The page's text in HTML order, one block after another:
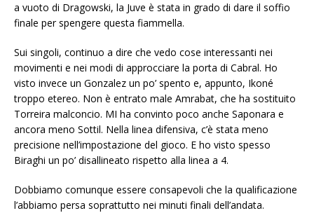
a vuoto di Dragowski, la Juve è stata in grado di dare il soffio
finale per spengere questa fiammella.
Sui singoli, continuo a dire che vedo cose interessanti nei
movimenti e nei modi di approcciare la porta di Cabral. Ho
visto invece un Gonzalez un po’ spento e, appunto, Ikoné
troppo etereo. Non è entrato male Amrabat, che ha sostituito
Torreira malconcio. MI ha convinto poco anche Saponara e
ancora meno Sottil. Nella linea difensiva, c’è stata meno
precisione nell’impostazione del gioco. E ho visto spesso
Biraghi un po’ disallineato rispetto alla linea a 4.
Dobbiamo comunque essere consapevoli che la qualificazione
l’abbiamo persa soprattutto nei minuti finali dell’andata.